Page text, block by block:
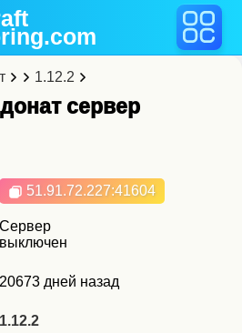
.com
1.12.2
cервер
51.91.72.227:41604
Сервер
выключен
20673 дней назад
1.12.2